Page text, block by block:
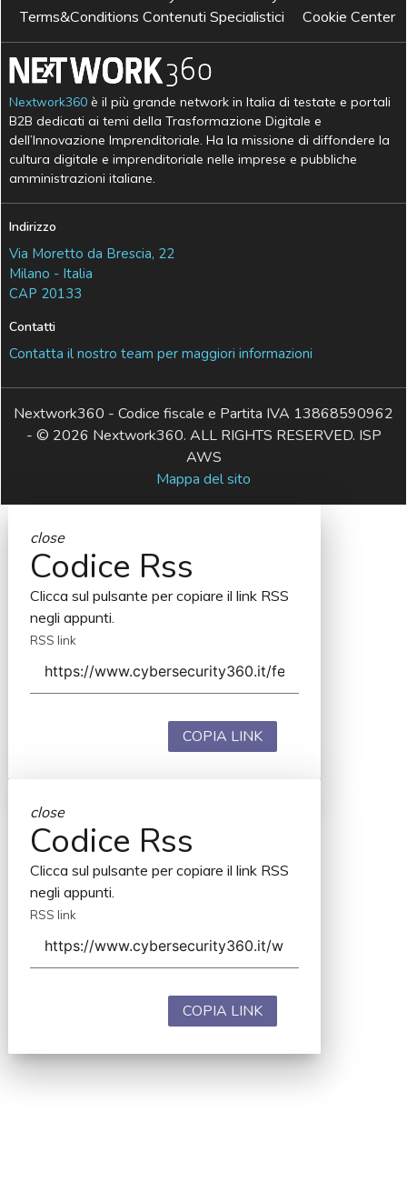
Terms&Conditions Contenuti Specialistici
Cookie Center
Nextwork360 è il più grande network in Italia di testate e portali
B2B dedicati ai temi della Trasformazione Digitale e
dell’Innovazione Imprenditoriale. Ha la missione di diffondere la
cultura digitale e imprenditoriale nelle imprese e pubbliche
amministrazioni italiane.
Indirizzo
Via Moretto da Brescia, 22
Milano - Italia
CAP 20133
Contatti
Contatta il nostro team per maggiori informazioni
Nextwork360 - Codice fiscale e Partita IVA 13868590962
- © 2026 Nextwork360. ALL RIGHTS RESERVED. ISP
AWS
Mappa del sito
close
Codice Rss
Clicca sul pulsante per copiare il link RSS
negli appunti.
RSS link
COPIA LINK
close
Codice Rss
Clicca sul pulsante per copiare il link RSS
negli appunti.
RSS link
COPIA LINK